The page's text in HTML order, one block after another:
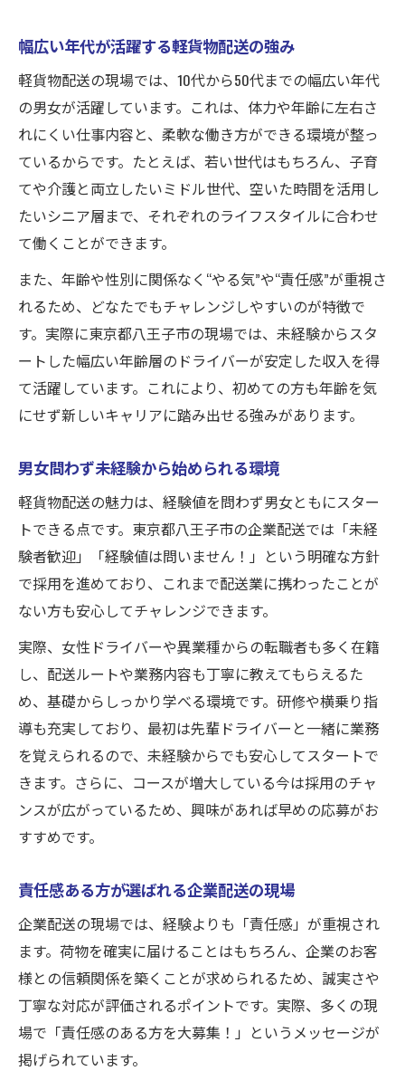
幅広い年代が活躍する軽貨物配送の強み
軽貨物配送の現場では、10代から50代までの幅広い年代
の男女が活躍しています。これは、体力や年齢に左右さ
れにくい仕事内容と、柔軟な働き方ができる環境が整っ
ているからです。たとえば、若い世代はもちろん、子育
てや介護と両立したいミドル世代、空いた時間を活用し
たいシニア層まで、それぞれのライフスタイルに合わせ
て働くことができます。
また、年齢や性別に関係なく“やる気”や“責任感”が重視さ
れるため、どなたでもチャレンジしやすいのが特徴で
す。実際に東京都八王子市の現場では、未経験からスタ
ートした幅広い年齢層のドライバーが安定した収入を得
て活躍しています。これにより、初めての方も年齢を気
にせず新しいキャリアに踏み出せる強みがあります。
男女問わず未経験から始められる環境
軽貨物配送の魅力は、経験値を問わず男女ともにスター
トできる点です。東京都八王子市の企業配送では「未経
験者歓迎」「経験値は問いません！」という明確な方針
で採用を進めており、これまで配送業に携わったことが
ない方も安心してチャレンジできます。
実際、女性ドライバーや異業種からの転職者も多く在籍
し、配送ルートや業務内容も丁寧に教えてもらえるた
め、基礎からしっかり学べる環境です。研修や横乗り指
導も充実しており、最初は先輩ドライバーと一緒に業務
を覚えられるので、未経験からでも安心してスタートで
きます。さらに、コースが増大している今は採用のチャ
ンスが広がっているため、興味があれば早めの応募がお
すすめです。
責任感ある方が選ばれる企業配送の現場
企業配送の現場では、経験よりも「責任感」が重視され
ます。荷物を確実に届けることはもちろん、企業のお客
様との信頼関係を築くことが求められるため、誠実さや
丁寧な対応が評価されるポイントです。実際、多くの現
場で「責任感のある方を大募集！」というメッセージが
掲げられています。